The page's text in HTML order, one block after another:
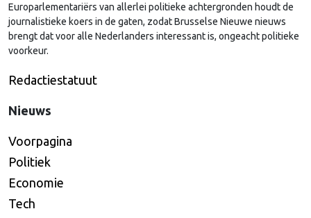
Europarlementariërs van allerlei politieke achtergronden houdt de
journalistieke koers in de gaten, zodat Brusselse Nieuwe nieuws
brengt dat voor alle Nederlanders interessant is, ongeacht politieke
voorkeur.
Redactiestatuut
Nieuws
Voorpagina
Politiek
Economie
Tech